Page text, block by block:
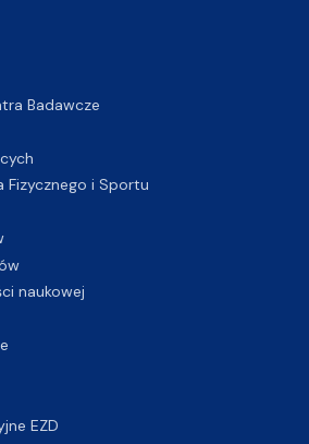
Badawcze
Fizycznego i Sportu
naukowej
EZD